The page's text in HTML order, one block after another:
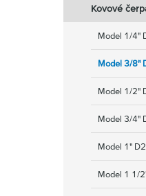
Kovové
Model 1/4"
Model 3/8"
Model 1/2"
Model 3/4"
Model 1"
Model 1 1/